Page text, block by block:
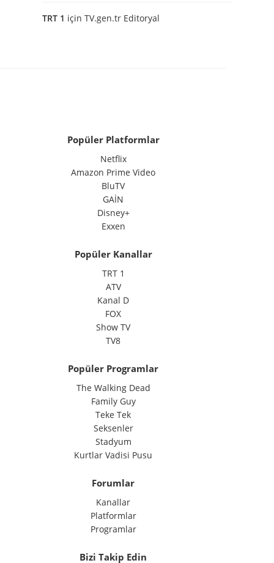
TRT 1 için TV.gen.tr Editoryal
Popüler Platformlar
Netflix
Amazon Prime Video
BluTV
GAİN
Disney+
Exxen
Popüler Kanallar
TRT 1
ATV
Kanal D
FOX
Show TV
TV8
Popüler Programlar
The Walking Dead
Family Guy
Teke Tek
Seksenler
Stadyum
Kurtlar Vadisi Pusu
Forumlar
Kanallar
Platformlar
Programlar
Bizi Takip Edin